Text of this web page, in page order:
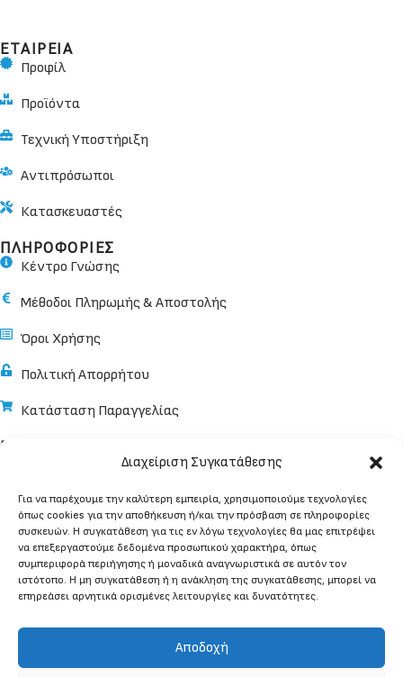
Διαχείριση Συγκατάθεσης
Για να παρέχουμε την καλύτερη εμπειρία, χρησιμοποιούμε τεχνολογίες
όπως cookies για την αποθήκευση ή/και την πρόσβαση σε πληροφορίες
συσκευών. Η συγκατάθεση για τις εν λόγω τεχνολογίες θα μας επιτρέψει
να επεξεργαστούμε δεδομένα προσωπικού χαρακτήρα, όπως
συμπεριφορά περιήγησης ή μοναδικά αναγνωριστικά σε αυτόν τον
ιστότοπο. Η μη συγκατάθεση ή η ανάκληση της συγκατάθεσης, μπορεί να
επηρεάσει αρνητικά ορισμένες λειτουργίες και δυνατότητες.
Αποδοχή
ΕΤΑΙΡΕΙΑ
Προφίλ
Προϊόντα
Τεχνική Υποστήριξη
Αντιπρόσωποι
Κατασκευαστές
ΠΛΗΡΟΦΟΡΙΕΣ
Κέντρο Γνώσης
Μέθοδοι Πληρωμής & Αποστολής
Όροι Χρήσης
Πολιτική Απορρήτου
Κατάσταση Παραγγελίας
ΕΠΙΚΟΙΝΩΝΙΑ
Κωνσταντίνου Παλαιολόγου 32, 182 33, Αγ. Ι. Ρέντης
info@ban.gr
επιφύλαξη παντός δικαιώματος.